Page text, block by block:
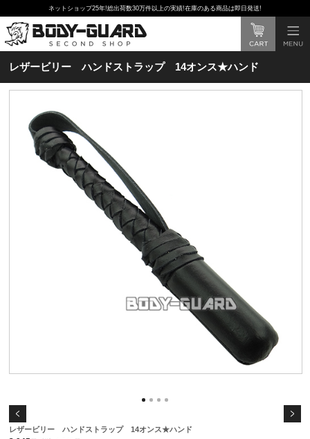
ネットショップ25年!総出荷数30万件以上の実績!在庫のある商品は即日発送!
レザービリー ハンドストラップ 14オンス★ハンド
レザービリー ハンドストラップ 14オンス★ハンド